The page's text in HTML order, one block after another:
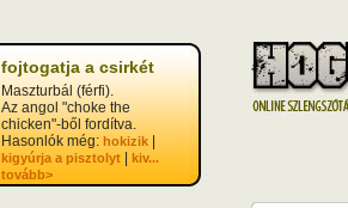
fojtogatja a csirkét
Maszturbál (férfi).
Az angol "choke the
chicken"-ből fordítva.
Hasonlók még: hokizik
kigyúrja a pisztolyt
kiv...
tovább>